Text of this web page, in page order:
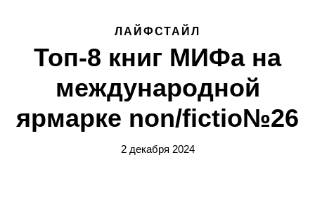
ЛАЙФСТАЙЛ
Топ-8 книг МИФа на
международной
ярмарке non/fictio№26
2 декабря 2024